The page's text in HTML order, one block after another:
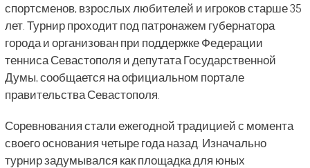
спортсменов, взрослых любителей и игроков старше 35
лет. Турнир проходит под патронажем губернатора
города и организован при поддержке Федерации
тенниса Севастополя и депутата Государственной
Думы, сообщается на официальном портале
правительства Севастополя.
Соревнования стали ежегодной традицией с момента
своего основания четыре года назад. Изначально
турнир задумывался как площадка для юных